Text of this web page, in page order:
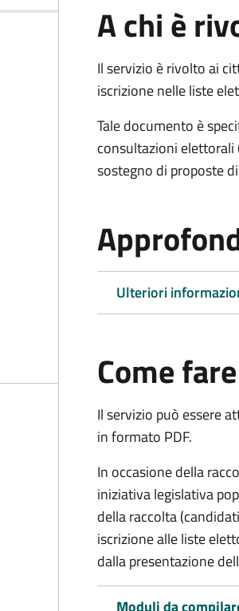
A chi è
Il servizio è rivolto ai
iscrizione nelle liste
Tale documento è
consultazioni
sostegno di proposte
Ulteriori
Come fare
Il servizio può essere
in formato PDF.
In occasione della
iniziativa legislativa
della raccolta
iscrizione alle liste
dalla presentazione
Moduli da